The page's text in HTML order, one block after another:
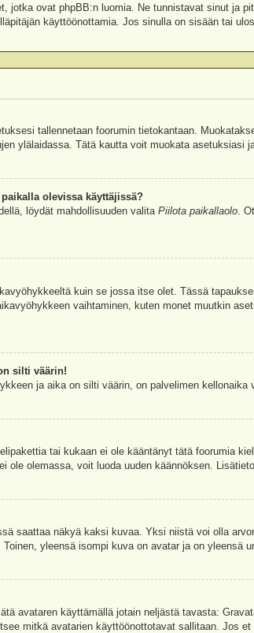
jotka ovat phpBB:n luomia. Ne tunnistavat sinut ja
käyttöönottamia. Jos sinulla on sisään tai
tallennetaan foorumin tietokantaan.
ylälaidassa. Tätä kautta voit muokata asetuksiasi
olevissa käyttäjissä?
löydät mahdollisuuden valita Piilota paikallaolo.
kuin se jossa itse olet. Tässä
vaihtaminen, kuten monet muutkin
silti väärin!
ja aika on silti väärin, on palvelimen
tai kukaan ei ole kääntänyt tätä foorumia
ole olemassa, voit luoda uuden käännöksen.
saattaa näkyä kaksi kuvaa. Yksi niistä voi olla
yleensä isompi kuva on avatar ja on yleensä
avataren käyttämällä jotain neljästä tavasta:
mitkä avatarien käyttöönottotavat sallitaan. Jos